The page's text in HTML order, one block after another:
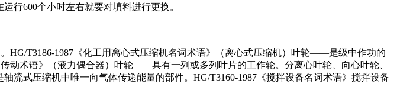
行600个小时左右就要对填料进行更换。
T3186-1987《化工用离心式压缩机名词术语》（离心式压缩机）叶轮——是级中作功的
动术语》（液力偶合器）叶轮——具有一列或多列叶片的工作轮。分离心叶轮、向心叶轮、
式压缩机中唯一向气体传递能量的部件。HG/T3160-1987《搅拌设备名词术语》搅拌设备